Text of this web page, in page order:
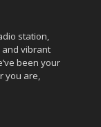
station,
vibrant
been your
you are,